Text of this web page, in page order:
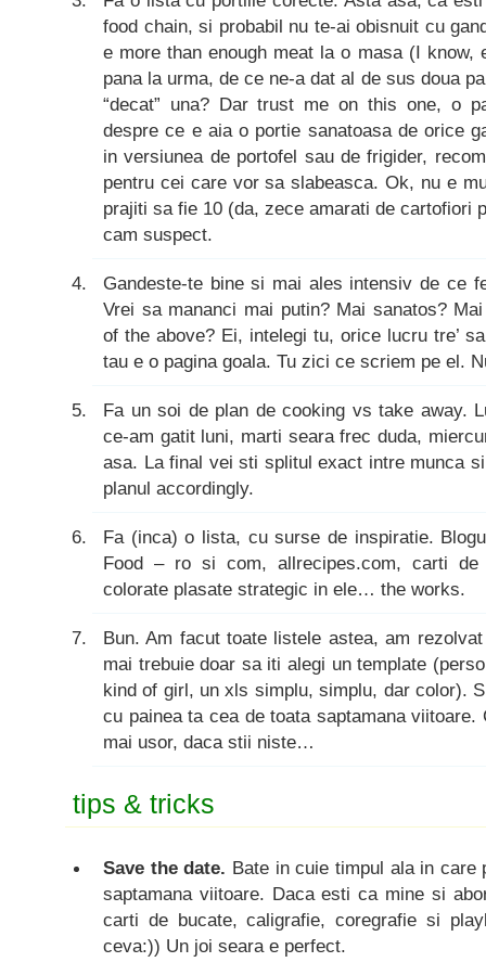
food chain, si probabil nu te-ai obisnuit cu
e more than enough meat la o masa (I know,
pana la urma, de ce ne-a dat al de sus doua
“decat” una? Dar trust me on this one, o
despre ce e aia o portie sanatoasa de orice
in versiunea de portofel sau de frigider,
pentru cei care vor sa slabeasca. Ok, nu e
prajiti sa fie 10 (da, zece amarati de cartofiori
cam suspect.
Gandeste-te bine si mai ales intensiv de ce
Vrei sa mananci mai putin? Mai sanatos?
of the above? Ei, intelegi tu, orice lucru tre’
tau e o pagina goala. Tu zici ce scriem pe el.
Fa un soi de plan de cooking vs take away.
ce-am gatit luni, marti seara frec duda,
asa. La final vei sti splitul exact intre munca
planul accordingly.
Fa (inca) o lista, cu surse de inspiratie.
Food – ro si com, allrecipes.com, carti
colorate plasate strategic in ele… the works.
Bun. Am facut toate listele astea, am
mai trebuie doar sa iti alegi un template
kind of girl, un xls simplu, simplu, dar color).
cu painea ta cea de toata saptamana
mai usor, daca stii niste…
tips & tricks
Save the date. Bate in cuie timpul ala in care
saptamana viitoare. Daca esti ca mine si
carti de bucate, caligrafie, coregrafie si
ceva:)) Un joi seara e perfect.